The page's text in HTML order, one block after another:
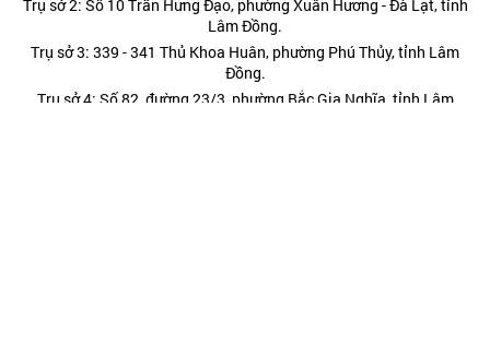
Trụ sở 2: Số 10 Trần Hưng Đạo, phường Xuân Hương - Đà Lạt, tỉnh
Lâm Đồng.
Trụ sở 3: 339 - 341 Thủ Khoa Huân, phường Phú Thủy, tỉnh Lâm
Đồng.
Trụ sở 4: Số 82, đường 23/3, phường Bắc Gia Nghĩa, tỉnh Lâm